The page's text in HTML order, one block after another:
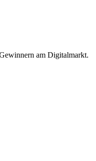
am Digitalmarkt.